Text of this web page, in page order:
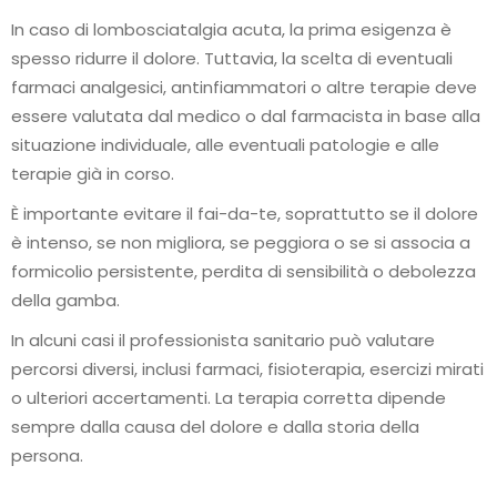
In caso di lombosciatalgia acuta, la prima esigenza è
spesso ridurre il dolore. Tuttavia, la scelta di eventuali
farmaci analgesici, antinfiammatori o altre terapie deve
essere valutata dal medico o dal farmacista in base alla
situazione individuale, alle eventuali patologie e alle
terapie già in corso.
È importante evitare il fai-da-te, soprattutto se il dolore
è intenso, se non migliora, se peggiora o se si associa a
formicolio persistente, perdita di sensibilità o debolezza
della gamba.
In alcuni casi il professionista sanitario può valutare
percorsi diversi, inclusi farmaci, fisioterapia, esercizi mirati
o ulteriori accertamenti. La terapia corretta dipende
sempre dalla causa del dolore e dalla storia della
persona.